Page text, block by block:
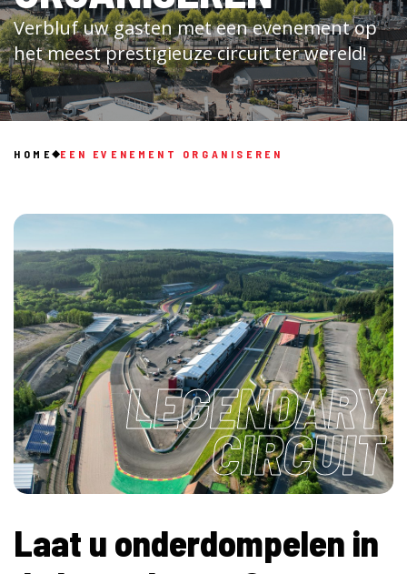
Verbluf uw gasten met een evenement op
het meest prestigieuze circuit ter wereld!
HOME EEN EVENEMENT ORGANISEREN
Laat u onderdompelen in
LEGENDARY
CIRCUIT